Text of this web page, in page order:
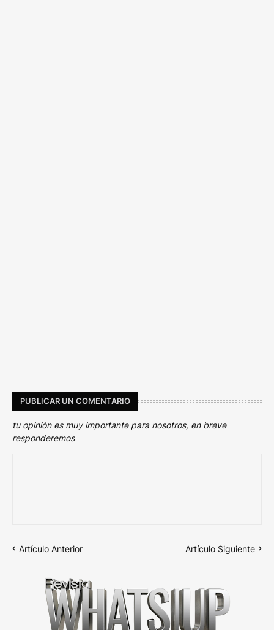
PUBLICAR UN COMENTARIO
tu opinión es muy importante para nosotros, en breve
responderemos
Artículo Anterior Artículo Siguiente